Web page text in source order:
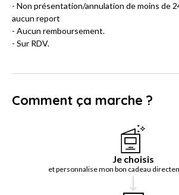
- Non présentation/annulation de moins de
aucun report
- Aucun remboursement.
- Sur RDV.
Comment ça marche ?
Je choisis
et personnalise mon bon cadeau